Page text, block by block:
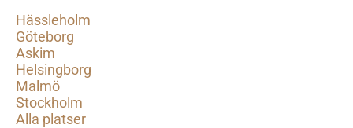
Hässleholm
Göteborg
Askim
Helsingborg
Malmö
Stockholm
Alla platser